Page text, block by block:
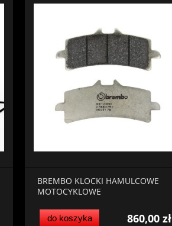
BREMBO KLOCKI HAMULCOWE
MOTOCYKLOWE
860,00 zł
do koszyka